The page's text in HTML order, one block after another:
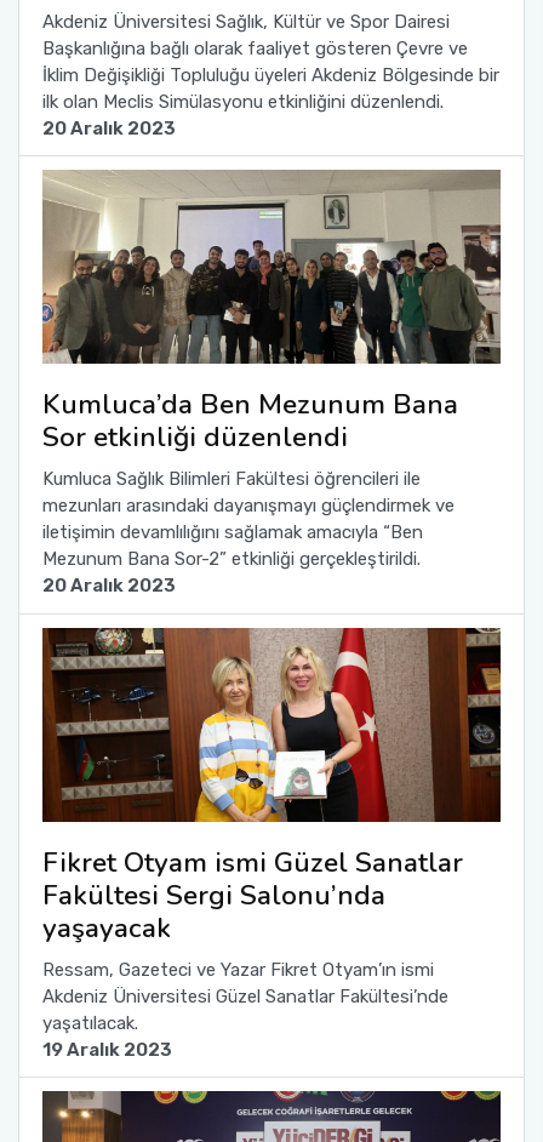
Akdeniz Üniversitesi Sağlık, Kültür ve Spor Dairesi
Başkanlığına bağlı olarak faaliyet gösteren Çevre ve
İklim Değişikliği Topluluğu üyeleri Akdeniz Bölgesinde bir
ilk olan Meclis Simülasyonu etkinliğini düzenlendi.
20 Aralık 2023
Kumluca’da Ben Mezunum Bana
Sor etkinliği düzenlendi
Kumluca Sağlık Bilimleri Fakültesi öğrencileri ile
mezunları arasındaki dayanışmayı güçlendirmek ve
iletişimin devamlılığını sağlamak amacıyla “Ben
Mezunum Bana Sor-2” etkinliği gerçekleştirildi.
20 Aralık 2023
Fikret Otyam ismi Güzel Sanatlar
Fakültesi Sergi Salonu’nda
yaşayacak
Ressam, Gazeteci ve Yazar Fikret Otyam’ın ismi
Akdeniz Üniversitesi Güzel Sanatlar Fakültesi’nde
yaşatılacak.
19 Aralık 2023